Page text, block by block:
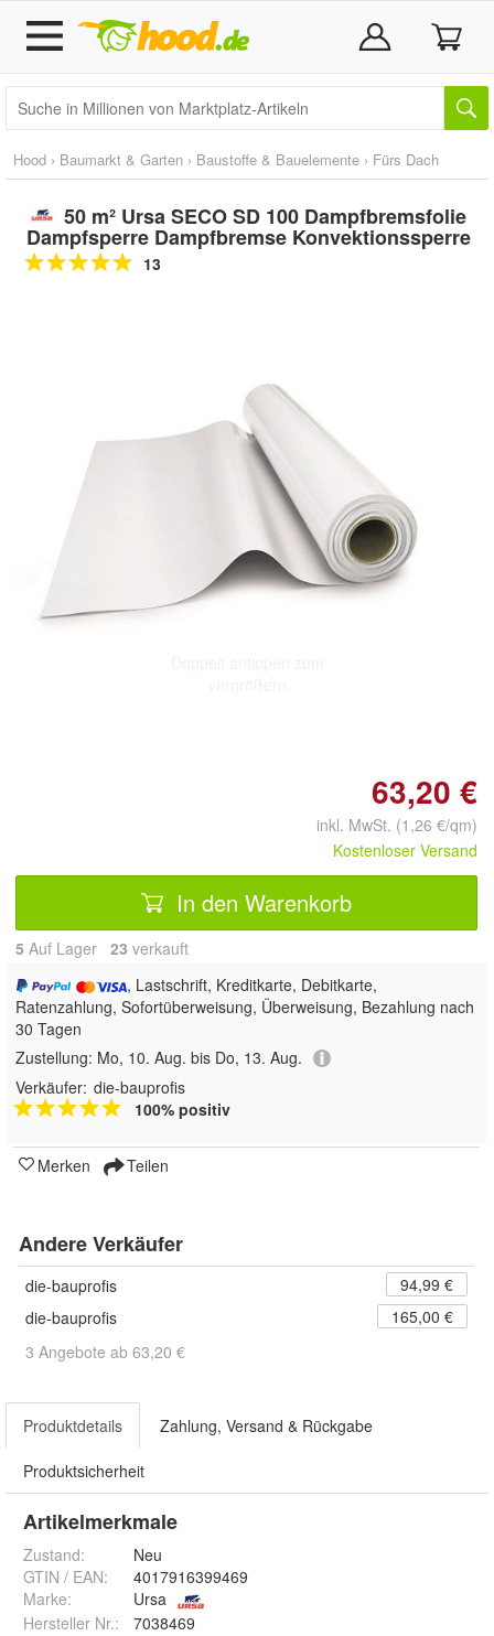
Hood › Baumarkt & Garten › Baustoffe & Bauelemente › Fürs Dach
50 m² Ursa SECO SD 100 Dampfbremsfolie
Dampfsperre Dampfbremse Konvektionssperre
13
63,20 €
inkl. MwSt. (1,26 €/qm)
Kostenloser Versand
In den Warenkorb
5 Auf Lager 23 verkauft
, Lastschrift, Kreditkarte, Debitkarte,
Ratenzahlung, Sofortüberweisung, Überweisung, Bezahlung nach
30 Tagen
Zustellung: Mo, 10. Aug. bis Do, 13. Aug.
Verkäufer: die-bauprofis
100% positiv
Merken Teilen
Andere Verkäufer
die-bauprofis
94,99 €
die-bauprofis
165,00 €
3 Angebote ab 63,20 €
Produktdetails Zahlung, Versand & Rückgabe
Produktsicherheit
Artikelmerkmale
Zustand:
Neu
GTIN / EAN:
4017916399469
Marke:
Ursa
Hersteller Nr.:
7038469